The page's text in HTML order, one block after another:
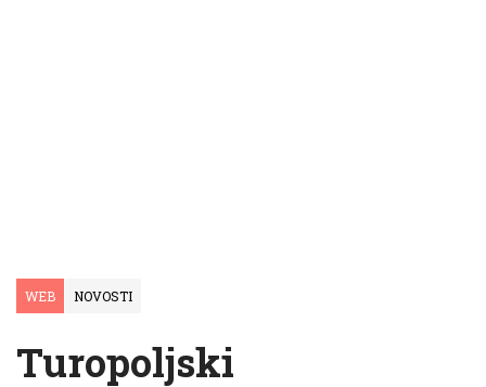
WEB NOVOSTI
Turopoljski